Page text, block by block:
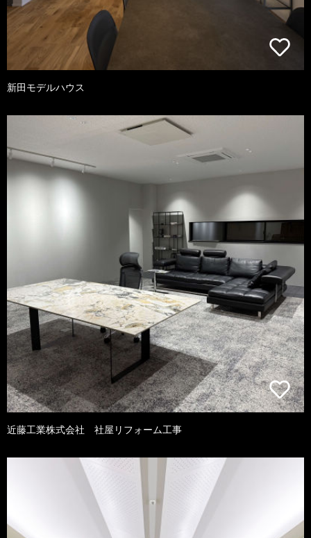
新田モデルハウス
近藤工業株式会社 社屋リフォーム工事